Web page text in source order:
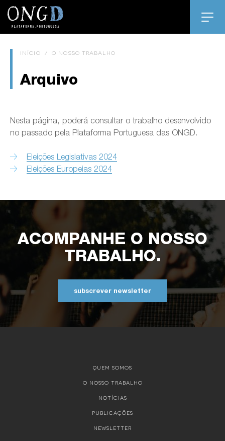
INÍCIO /O NOSSO TRABALHO
Arquivo
Nesta página, poderá consultar o trabalho desenvolvido
no passado pela Plataforma Portuguesa das ONGD.
Eleições Legislativas 2024
Eleições Europeias 2024
ACOMPANHE O NOSSO
TRABALHO.
subscrever newsletter
QUEM SOMOS
O NOSSO TRABALHO
NOTÍCIAS
PUBLICAÇÕES
NEWSLETTER